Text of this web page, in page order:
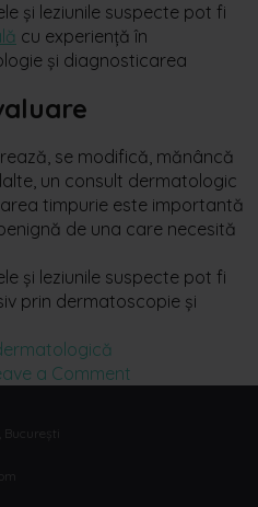
și leziunile suspecte pot fi
cu experiență în
și diagnosticarea
se modifică, mănâncă
un consult dermatologic
timpurie este importantă
de una care necesită
și leziunile suspecte pot fi
prin dermatoscopie și
a Comment
București